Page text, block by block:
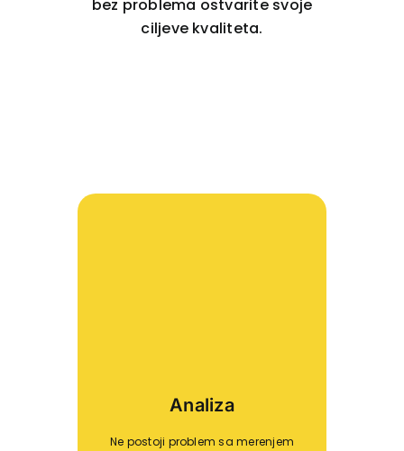
bez problema ostvarite svoje
ciljeve kvaliteta.
Analiza
Ne postoji problem sa merenjem